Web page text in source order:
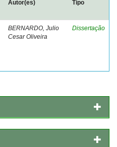
Autor(es) Tipo
BERNARDO, Julio
Cesar Oliveira
Dissertação